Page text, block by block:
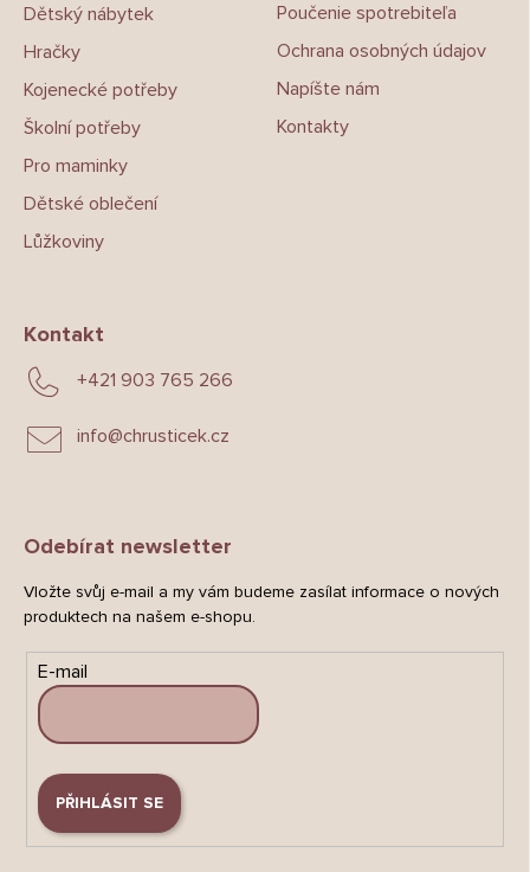
Dětský nábytek
Hračky
Kojenecké potřeby
Školní potřeby
Pro maminky
Dětské oblečení
Lůžkoviny
Poučenie spotrebiteľa
Ochrana osobných údajov
Napíšte nám
Kontakty
Kontakt
info@chrusticek.cz
+421 903 765 266
Odebírat newsletter
Vložte svůj e-mail a my vám budeme zasílat informace o nových
produktech na našem e-shopu.
E-mail
PŘIHLÁSIT SE